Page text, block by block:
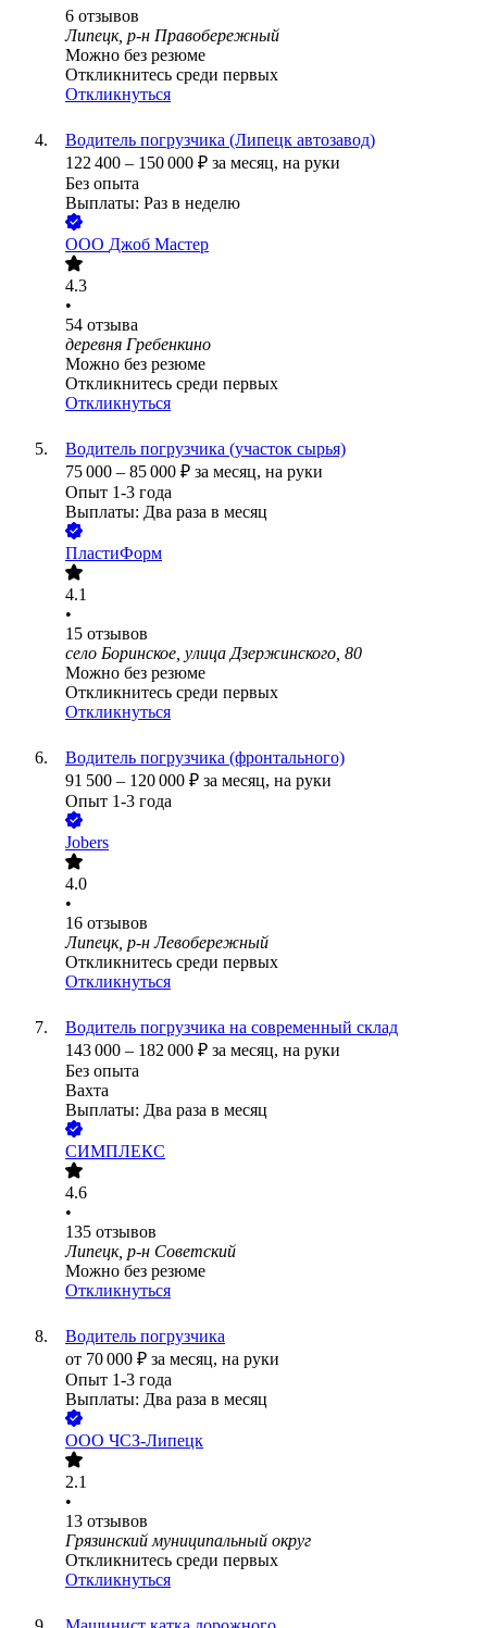
6 отзывов
Липецк, р-н Правобережный
Можно без резюме
Откликнитесь среди первых
Откликнуться
Водитель погрузчика (Липецк автозавод)
122 400 – 150 000 ₽ за месяц, на руки
Без опыта
Выплаты: Раз в неделю
ООО Джоб Мастер
4.3
•
54 отзыва
деревня Гребенкино
Можно без резюме
Откликнитесь среди первых
Откликнуться
Водитель погрузчика (участок сырья)
75 000 – 85 000 ₽ за месяц, на руки
Опыт 1-3 года
Выплаты: Два раза в месяц
ПластиФорм
4.1
•
15 отзывов
село Боринское, улица Дзержинского, 80
Можно без резюме
Откликнитесь среди первых
Откликнуться
Водитель погрузчика (фронтального)
91 500 – 120 000 ₽ за месяц, на руки
Опыт 1-3 года
Jobers
4.0
•
16 отзывов
Липецк, р-н Левобережный
Откликнитесь среди первых
Откликнуться
Водитель погрузчика на современный склад
143 000 – 182 000 ₽ за месяц, на руки
Без опыта
Вахта
Выплаты: Два раза в месяц
СИМПЛЕКС
4.6
•
135 отзывов
Липецк, р-н Советский
Можно без резюме
Откликнуться
Водитель погрузчика
от 70 000 ₽ за месяц, на руки
Опыт 1-3 года
Выплаты: Два раза в месяц
ООО ЧСЗ-Липецк
2.1
•
13 отзывов
Грязинский муниципальный округ
Откликнитесь среди первых
Откликнуться